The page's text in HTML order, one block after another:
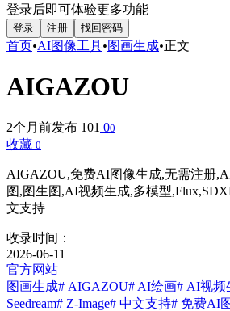
登录后即可体验更多功能
登录 注册 找回密码
首页•AI图像工具•图画生成•正文
AIGAZOU
2个月前发布 101 00
收藏 0
AIGAZOU,免费AI图像生成,无需注册
图,图生图,AI视频生成,多模型
文支持
收录时间：
2026-06-11
官方网站
图画生成# AIGAZOU# AI绘画# AI视频
Seedream# Z-Image# 中文支持# 免费AI